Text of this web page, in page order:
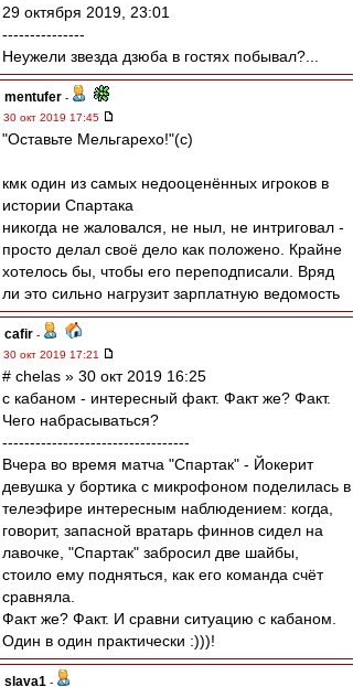
29 октября 2019, 23:01
---------------
Неужели звезда дзюба в гостях побывал?...
mentufer -
30 окт 2019 17:45
"Оставьте Мельгарехо!"(с)
кмк один из самых недооценённых игроков в
истории Спартака
никогда не жаловался, не ныл, не интриговал -
просто делал своё дело как положено. Крайне
хотелось бы, чтобы его переподписали. Вряд
ли это сильно нагрузит зарплатную ведомость
cafir -
30 окт 2019 17:21
# chelas » 30 окт 2019 16:25
с кабаном - интересный факт. Факт же? Факт.
Чего набрасываться?
----------------------------------
Вчера во время матча "Спартак" - Йокерит
девушка у бортика с микрофоном поделилась в
телеэфире интересным наблюдением: когда,
говорит, запасной вратарь финнов сидел на
лавочке, "Спартак" забросил две шайбы,
стоило ему подняться, как его команда счёт
сравняла.
Факт же? Факт. И сравни ситуацию с кабаном.
Один в один практически :)))!
slava1 -